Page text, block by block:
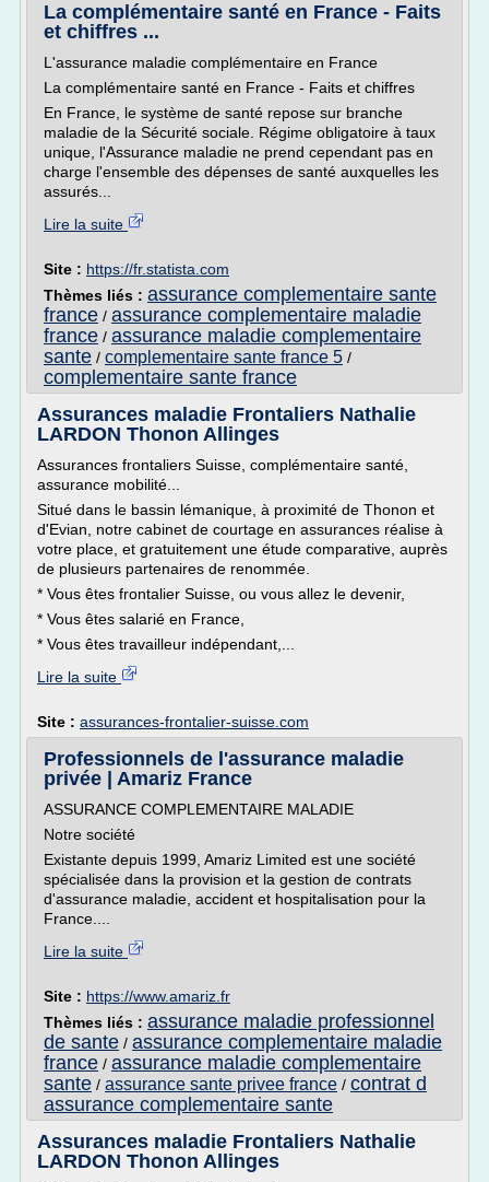
La complémentaire santé en France - Faits
et chiffres ...
L'assurance maladie complémentaire en France
La complémentaire santé en France - Faits et chiffres
En France, le système de santé repose sur branche
maladie de la Sécurité sociale. Régime obligatoire à taux
unique, l'Assurance maladie ne prend cependant pas en
charge l'ensemble des dépenses de santé auxquelles les
assurés...
Lire la suite
Site : https://fr.statista.com
Thèmes liés : assurance complementaire sante
france / assurance complementaire maladie
france / assurance maladie complementaire
sante / complementaire sante france 5 /
complementaire sante france
Assurances maladie Frontaliers Nathalie
LARDON Thonon Allinges
Assurances frontaliers Suisse, complémentaire santé,
assurance mobilité...
Situé dans le bassin lémanique, à proximité de Thonon et
d'Evian, notre cabinet de courtage en assurances réalise à
votre place, et gratuitement une étude comparative, auprès
de plusieurs partenaires de renommée.
* Vous êtes frontalier Suisse, ou vous allez le devenir,
* Vous êtes salarié en France,
* Vous êtes travailleur indépendant,...
Lire la suite
Site : assurances-frontalier-suisse.com
Professionnels de l'assurance maladie
privée | Amariz France
ASSURANCE COMPLEMENTAIRE MALADIE
Notre société
Existante depuis 1999, Amariz Limited est une société
spécialisée dans la provision et la gestion de contrats
d'assurance maladie, accident et hospitalisation pour la
France....
Lire la suite
Site : https://www.amariz.fr
Thèmes liés : assurance maladie professionnel
de sante / assurance complementaire maladie
france / assurance maladie complementaire
sante / assurance sante privee france / contrat d
assurance complementaire sante
Assurances maladie Frontaliers Nathalie
LARDON Thonon Allinges